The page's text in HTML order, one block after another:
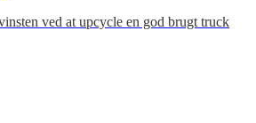
ved at upcycle en god brugt truck